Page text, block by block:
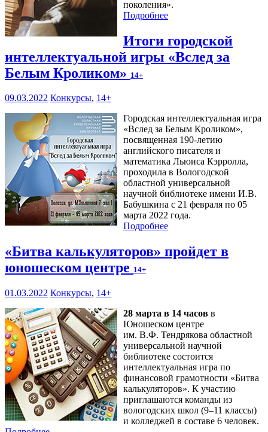
поколения».
Подробнее
Итоги городской
интеллектуальной игры «Вслед за
Белым Кроликом» 14+
09.03.2022 Конкурсы, 14+
Городская интеллектуальная игра
«Вслед за Белым Кроликом»,
посвященная 190-летию
английского писателя и
математика Льюиса Кэрролла,
проходила в Вологодской
областной универсальной
научной библиотеке имени И.В.
Бабушкина с 21 февраля по 05
марта 2022 года.
Подробнее
«Битва калькуляторов» пройдет в
юношеском центре 14+
01.03.2022 Конкурсы, 14+
28 марта в 14 часов в
Юношеском центре
им. В.Ф. Тендрякова областной
универсальной научной
библиотеке состоится
интеллектуальная игра по
финансовой грамотности «Битва
калькуляторов». К участию
приглашаются команды из
вологодских школ (9–11 классы)
и колледжей в составе 6 человек.